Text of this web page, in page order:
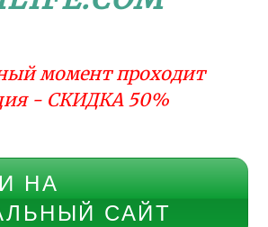
момент проходит
- СКИДКА 50%
НА
САЙТ